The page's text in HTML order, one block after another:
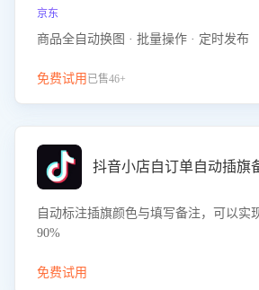
京东
商品全自动换图 · 批量操作 · 定时发布
免费试用 已售46+
抖音小店自订单自动插旗
自动标注插旗颜色与填写备注，可以实
90%
免费试用